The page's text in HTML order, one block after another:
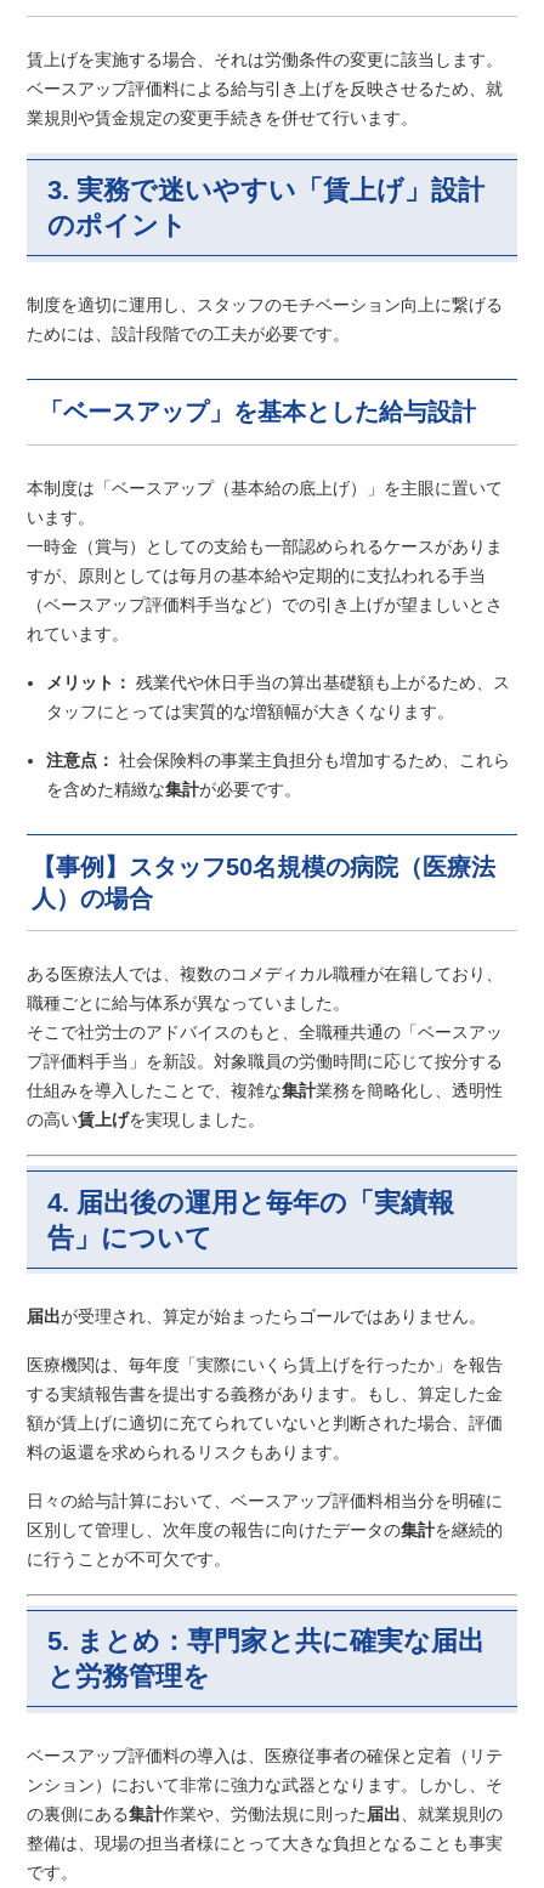
賃上げを実施する場合、それは労働条件の変更に該当します。
ベースアップ評価料による給与引き上げを反映させるため、就
業規則や賃金規定の変更手続きを併せて行います。
3. 実務で迷いやすい「賃上げ」設計
のポイント
制度を適切に運用し、スタッフのモチベーション向上に繋げる
ためには、設計段階での工夫が必要です。
「ベースアップ」を基本とした給与設計
本制度は「ベースアップ（基本給の底上げ）」を主眼に置いて
います。
一時金（賞与）としての支給も一部認められるケースがありま
すが、原則としては毎月の基本給や定期的に支払われる手当
（ベースアップ評価料手当など）での引き上げが望ましいとさ
れています。
メリット：
残業代や休日手当の算出基礎額も上がるため、ス
タッフにとっては実質的な増額幅が大きくなります。
注意点：
社会保険料の事業主負担分も増加するため、これら
を含めた精緻な集計が必要です。
【事例】スタッフ50名規模の病院（医療法
人）の場合
ある医療法人では、複数のコメディカル職種が在籍しており、
職種ごとに給与体系が異なっていました。
そこで社労士のアドバイスのもと、全職種共通の「ベースアッ
プ評価料手当」を新設。対象職員の労働時間に応じて按分する
仕組みを導入したことで、複雑な集計業務を簡略化し、透明性
の高い賃上げを実現しました。
4. 届出後の運用と毎年の「実績報
告」について
届出が受理され、算定が始まったらゴールではありません。
医療機関は、毎年度「実際にいくら賃上げを行ったか」を報告
する実績報告書を提出する義務があります。もし、算定した金
額が賃上げに適切に充てられていないと判断された場合、評価
料の返還を求められるリスクもあります。
日々の給与計算において、ベースアップ評価料相当分を明確に
区別して管理し、次年度の報告に向けたデータの集計を継続的
に行うことが不可欠です。
5. まとめ：専門家と共に確実な届出
と労務管理を
ベースアップ評価料の導入は、医療従事者の確保と定着（リテ
ンション）において非常に強力な武器となります。しかし、そ
の裏側にある集計作業や、労働法規に則った 届出 、就業規則の
整備は、現場の担当者様にとって大きな負担となることも事実
です。